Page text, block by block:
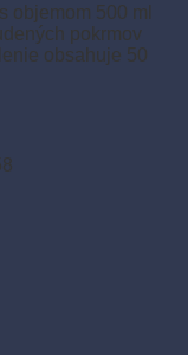
objemom 500 ml
pokrmov
obsahuje 50